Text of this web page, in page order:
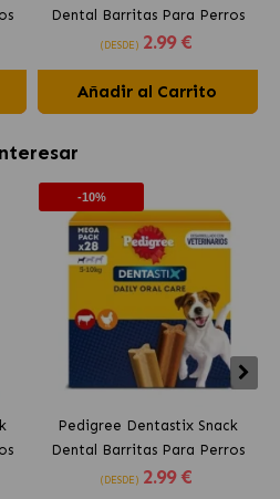
Dental Barritas Para Perros
Pequeños 5-10 kg
(DESDE) 2.99 €
Añadir al Carrito
-10%
Pedigree Dentastix Snack
Dental Barritas Para Perros
Pequeños 5-10 kg
(DESDE) 2.99 €